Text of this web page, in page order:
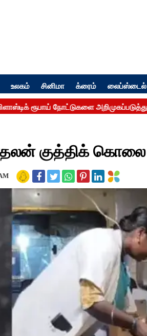
உலகம் சினிமா க்ரைம் லைப்ஸ்டைல்
குத்திக் கொலை